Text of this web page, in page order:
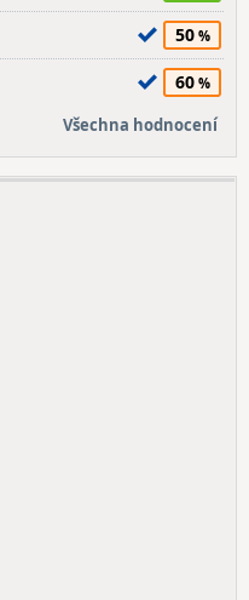
50
60
Všechna hodnocení